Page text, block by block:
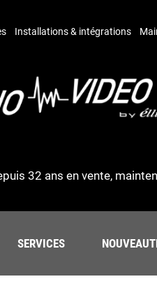
Installations & intégrations
32 ans en vente,
SERVICES